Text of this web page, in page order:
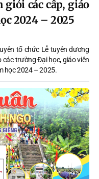
các cấp, giáo
2024 – 2025
tổ chức Lễ tuyên dương
các trường Đại học, giáo viên
học 2024 – 2025.